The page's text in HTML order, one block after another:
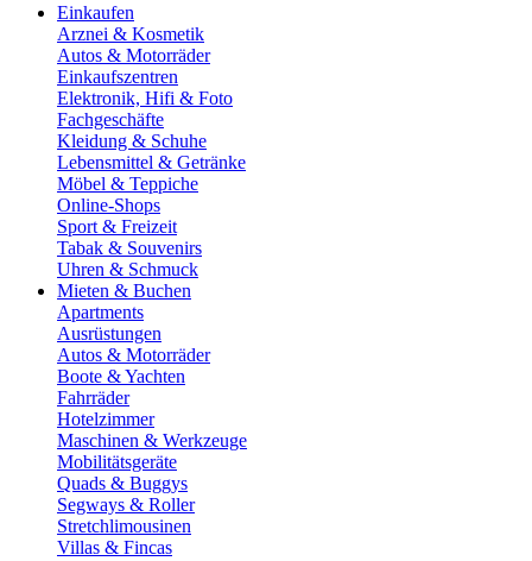
Einkaufen
Arznei & Kosmetik
Autos & Motorräder
Einkaufszentren
Elektronik, Hifi & Foto
Fachgeschäfte
Kleidung & Schuhe
Lebensmittel & Getränke
Möbel & Teppiche
Online-Shops
Sport & Freizeit
Tabak & Souvenirs
Uhren & Schmuck
Mieten & Buchen
Apartments
Ausrüstungen
Autos & Motorräder
Boote & Yachten
Fahrräder
Hotelzimmer
Maschinen & Werkzeuge
Mobilitätsgeräte
Quads & Buggys
Segways & Roller
Stretchlimousinen
Villas & Fincas